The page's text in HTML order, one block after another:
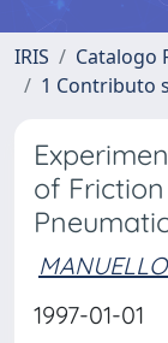
IRIS
Catalogo
1 Contributo
of
1997-01-01